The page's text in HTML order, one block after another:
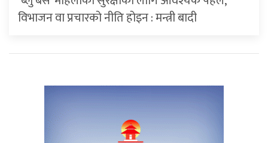
विभाजन वा प्रचारको नीति होइन : मन्त्री बादी